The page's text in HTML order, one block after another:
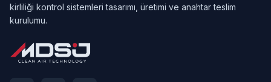
kirliliği kontrol sistemleri tasarımı, üretimi ve anahtar teslim
kurulumu.